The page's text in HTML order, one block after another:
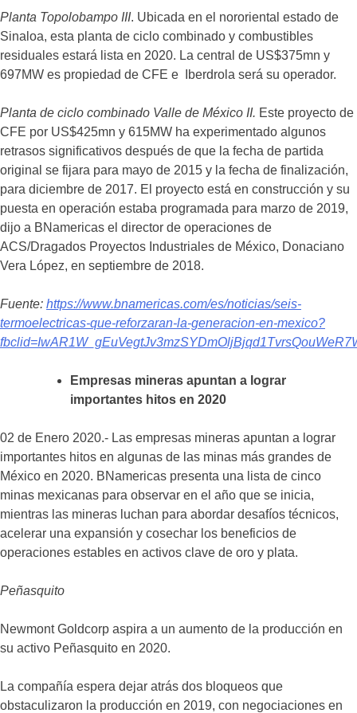
Planta Topolobampo III. Ubicada en el nororiental estado de
Sinaloa, esta planta de ciclo combinado y combustibles
residuales estará lista en 2020. La central de US$375mn y
697MW es propiedad de CFE e Iberdrola será su operador.
Planta de ciclo combinado Valle de México II. Este proyecto de
CFE por US$425mn y 615MW ha experimentado algunos
retrasos significativos después de que la fecha de partida
original se fijara para mayo de 2015 y la fecha de finalización,
para diciembre de 2017. El proyecto está en construcción y su
puesta en operación estaba programada para marzo de 2019,
dijo a BNamericas el director de operaciones de
ACS/Dragados Proyectos Industriales de México, Donaciano
Vera López, en septiembre de 2018.
Fuente: https://www.bnamericas.com/es/noticias/seis-
termoelectricas-que-reforzaran-la-generacion-en-mexico?
Empresas mineras apuntan a lograr
importantes hitos en 2020
02 de Enero 2020.- Las empresas mineras apuntan a lograr
importantes hitos en algunas de las minas más grandes de
México en 2020. BNamericas presenta una lista de cinco
minas mexicanas para observar en el año que se inicia,
mientras las mineras luchan para abordar desafíos técnicos,
acelerar una expansión y cosechar los beneficios de
operaciones estables en activos clave de oro y plata.
Peñasquito
Newmont Goldcorp aspira a un aumento de la producción en
su activo Peñasquito en 2020.
La compañía espera dejar atrás dos bloqueos que
obstaculizaron la producción en 2019, con negociaciones en